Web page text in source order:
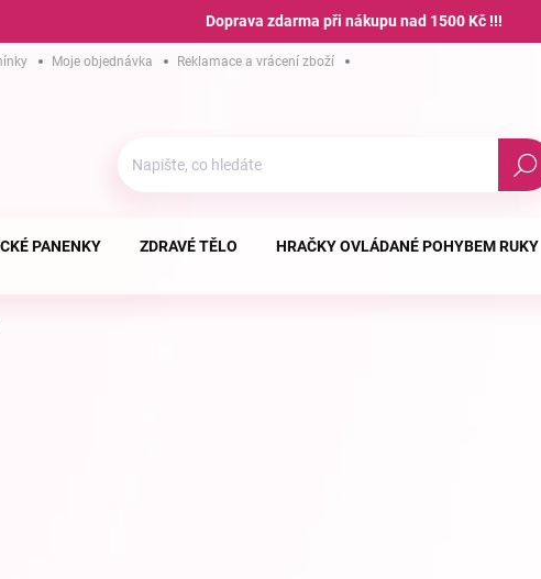
Doprava zdarma při nákupu nad 1500 Kč !!!
Moje objednávka Reklamace a vrácení zboží
Hledat
PANENKY ZDRAVÉ TĚLO HRAČKY OVLÁDANÉ POHYBEM RUKY